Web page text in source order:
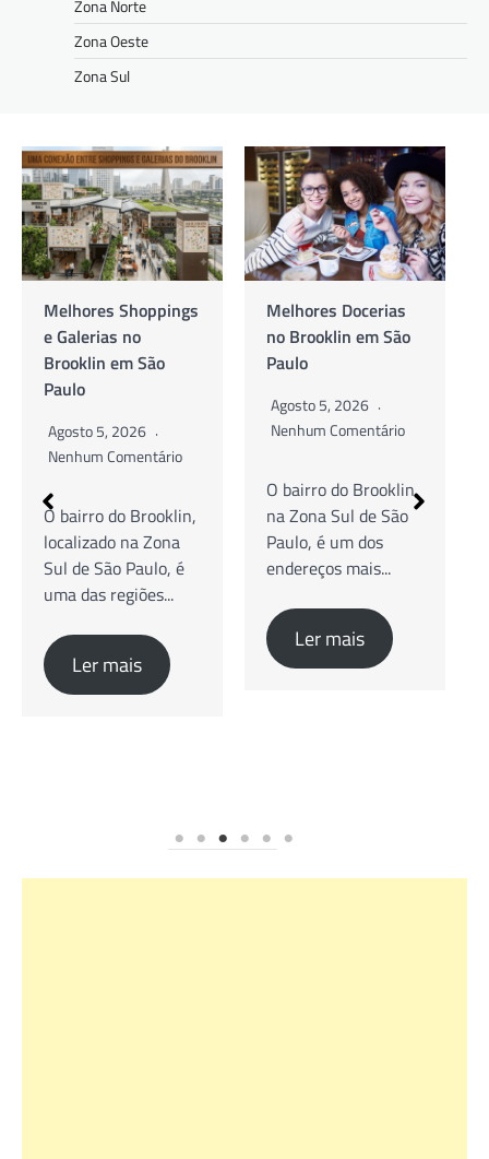
Zona Norte
Zona Oeste
Zona Sul
Melhores Docerias
no Brooklin em São
Paulo
Nenhum Comentário
O bairro do Brooklin,
na Zona Sul de São
Paulo, é um dos
endereços mais...
Ler mais
As Melhores
Cafeterias no
Brooklin em São
Agosto 5, 2026
Guia Completo de
Cafés Especiais,
Brunch e Coworking
na Zona Sul...